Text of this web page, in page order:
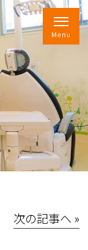
次の記事へ »